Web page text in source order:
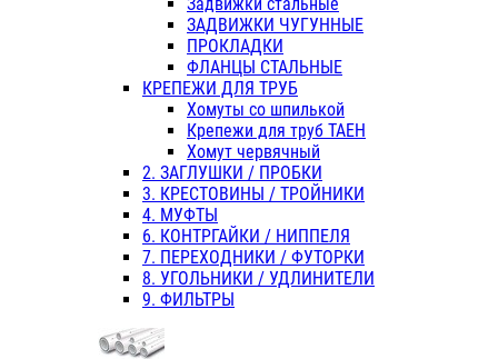
ЗАДВИЖКИ ЧУГУННЫЕ
ПРОКЛАДКИ
ФЛАНЦЫ СТАЛЬНЫЕ
КРЕПЕЖИ ДЛЯ ТРУБ
Хомуты со шпилькой
Крепежи для труб ТАЕН
Хомут червячный
2. ЗАГЛУШКИ / ПРОБКИ
3. КРЕСТОВИНЫ / ТРОЙНИКИ
4. МУФТЫ
6. КОНТРГАЙКИ / НИППЕЛЯ
7. ПЕРЕХОДНИКИ / ФУТОРКИ
8. УГОЛЬНИКИ / УДЛИНИТЕЛИ
9. ФИЛЬТРЫ